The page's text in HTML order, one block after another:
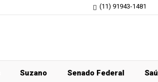
(11) 91943-1481
Suzano Senado Federal